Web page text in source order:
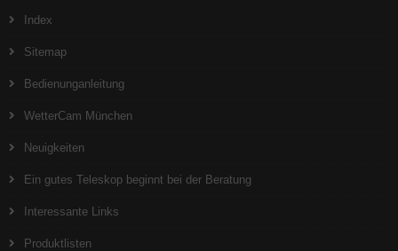
Index
Sitemap
Bedienunganleitung
WetterCam München
Neuigkeiten
Ein gutes Teleskop beginnt bei der Beratung
Interessante Links
Produktlisten